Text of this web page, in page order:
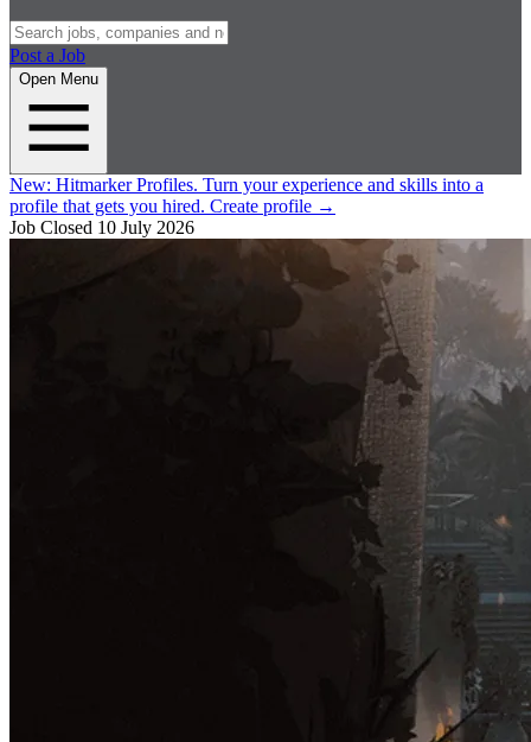
Post a Job
Open Menu
New: Hitmarker Profiles. Turn your experience and skills into a
profile that gets you hired. Create profile →
Job Closed 10 July 2026